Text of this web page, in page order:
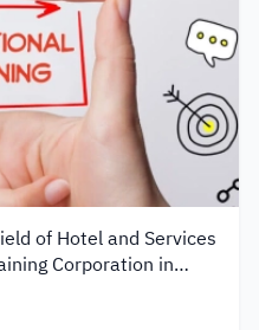
of Hotel and Services
Corporation in